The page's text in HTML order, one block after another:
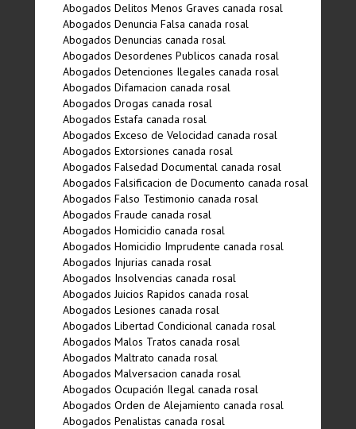
Abogados Delitos Menos Graves canada rosal
Abogados Denuncia Falsa canada rosal
Abogados Denuncias canada rosal
Abogados Desordenes Publicos canada rosal
Abogados Detenciones Ilegales canada rosal
Abogados Difamacion canada rosal
Abogados Drogas canada rosal
Abogados Estafa canada rosal
Abogados Exceso de Velocidad canada rosal
Abogados Extorsiones canada rosal
Abogados Falsedad Documental canada rosal
Abogados Falsificacion de Documento canada rosal
Abogados Falso Testimonio canada rosal
Abogados Fraude canada rosal
Abogados Homicidio canada rosal
Abogados Homicidio Imprudente canada rosal
Abogados Injurias canada rosal
Abogados Insolvencias canada rosal
Abogados Juicios Rapidos canada rosal
Abogados Lesiones canada rosal
Abogados Libertad Condicional canada rosal
Abogados Malos Tratos canada rosal
Abogados Maltrato canada rosal
Abogados Malversacion canada rosal
Abogados Ocupación Ilegal canada rosal
Abogados Orden de Alejamiento canada rosal
Abogados Penalistas canada rosal